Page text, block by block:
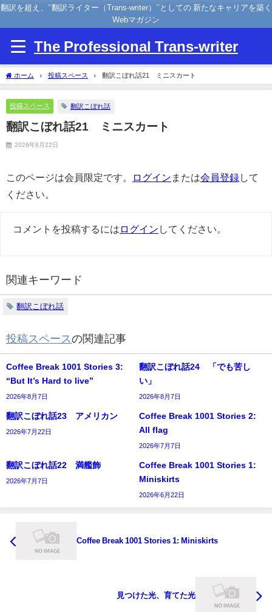
翻訳を超え、‘’翻訳ライター（Trans-writer）‘’としての 新たなキャリアを築く
Webマガジン
The Professional Trans-writer
ホーム 投稿スペース 翻訳こぼれ話21 ミニスカート
投稿スペース 翻訳こぼれ話
翻訳こぼれ話21 ミニスカート
2026年6月22日
このページは会員限定です。 ログイン または会員登録して
ください。
コメントを投稿するには ログイン してください。
関連キーワード
翻訳こぼれ話
投稿スペースの関連記事
Coffee Break 1001 Stories 3:
“But It’s Hard to live”
2026年8月7日
翻訳こぼれ話24 「でも苦し
い」
2026年8月7日
翻訳こぼれ話23 アメリカン
2026年7月22日
Coffee Break 1001 Stories 2:
All flag
2026年7月7日
翻訳こぼれ話22 満艦飾
2026年7月7日
Coffee Break 1001 Stories 1:
Miniskirts
2026年6月22日
Coffee Break 1001 Stories 1: Miniskirts
見つけた光、育てた光